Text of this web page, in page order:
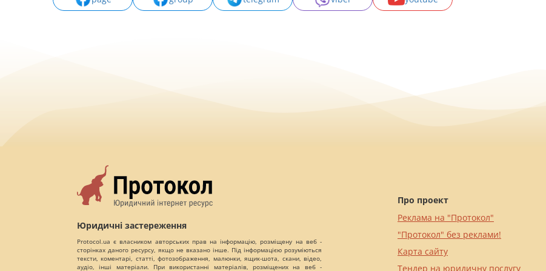
Юридичні застереження
Protocol.ua є власником авторських прав на інформацію, розміщену на веб -
сторінках даного ресурсу, якщо не вказано інше. Під інформацією розуміються
тексти, коментарі, статті, фотозображення, малюнки, ящик-шота, скани, відео,
аудіо, інші матеріали. При використанні матеріалів, розміщених на веб -
Про проект
Реклама на "Протокол"
"Протокол" без реклами!
Карта сайту
Тендер на юридичну послугу